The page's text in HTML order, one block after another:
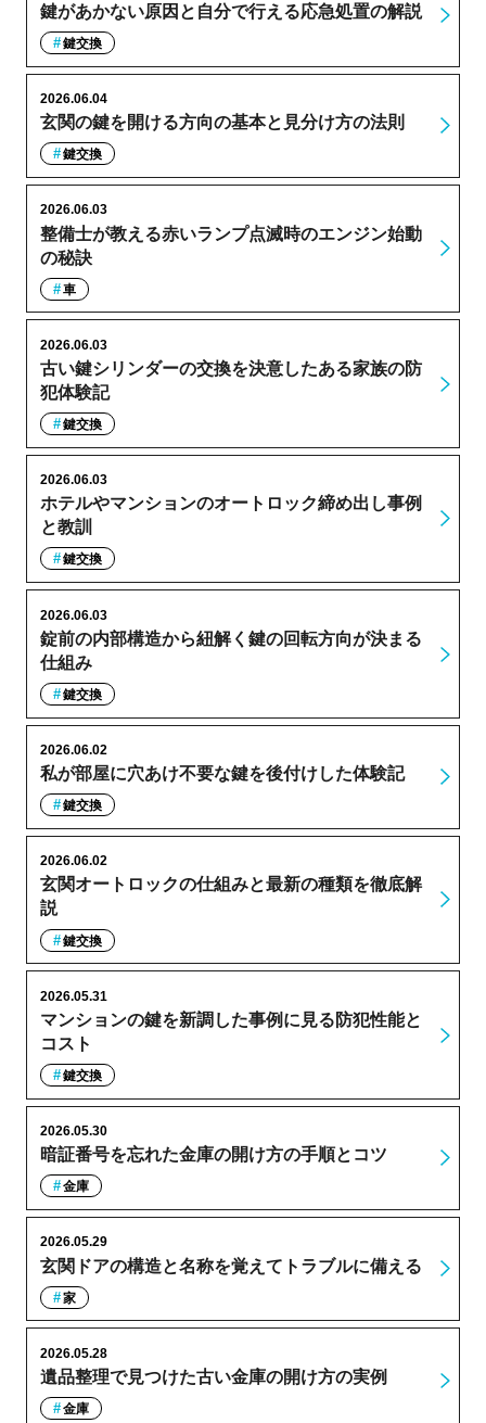
鍵があかない原因と自分で行える応急処置の解説
鍵交換
玄関の鍵を開ける方向の基本と見分け方の法則
2026.06.04
鍵交換
整備士が教える赤いランプ点滅時のエンジン始動
の秘訣
2026.06.03
車
古い鍵シリンダーの交換を決意したある家族の防
犯体験記
2026.06.03
鍵交換
ホテルやマンションのオートロック締め出し事例
と教訓
2026.06.03
鍵交換
錠前の内部構造から紐解く鍵の回転方向が決まる
仕組み
2026.06.03
鍵交換
私が部屋に穴あけ不要な鍵を後付けした体験記
2026.06.02
鍵交換
玄関オートロックの仕組みと最新の種類を徹底解
説
2026.06.02
鍵交換
マンションの鍵を新調した事例に見る防犯性能と
コスト
2026.05.31
鍵交換
暗証番号を忘れた金庫の開け方の手順とコツ
2026.05.30
金庫
玄関ドアの構造と名称を覚えてトラブルに備える
2026.05.29
家
遺品整理で見つけた古い金庫の開け方の実例
2026.05.28
金庫